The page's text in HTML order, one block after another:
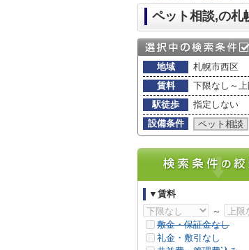
ペット相談,の札
地域
札幌市西区
賃料
下限なし～上
駅徒歩
指定しない
設備条件
ペット相談
▼賃料
～
敷金・保証金なし
礼金・敷引なし